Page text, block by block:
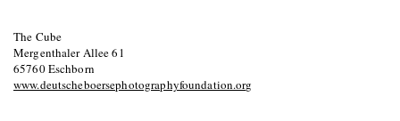
The Cube
Mergenthaler Allee 61
65760 Eschborn
www.deutscheboersephotographyfoundation.org